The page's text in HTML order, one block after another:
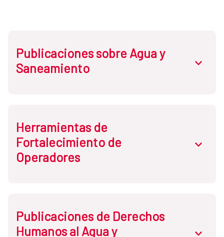
Publicaciones sobre Agua y
Saneamiento
Herramientas de
Fortalecimiento de
Operadores
Publicaciones de Derechos
Humanos al Agua y